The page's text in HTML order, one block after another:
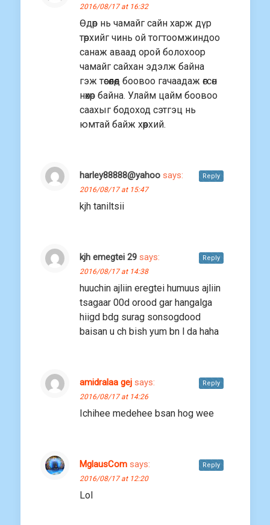
2016/08/17 at 16:32
Өдөр нь чамайг сайн харж дүр
төрхийг чинь ой тогтоомжиндоо
санаж аваад орой болохоор
чамайг сайхан эдэлж байна
гэж төсөөлөөд боовоо гачаадаж өгсөн
нөхөр байна. Улайм цайм боовоо
саахыг бодоход сэтгэц нь
юмтай байж хөөрхий.
harley88888@yahoo says:
2016/08/17 at 15:47
kjh taniltsii
Reply
kjh emegtei 29 says:
2016/08/17 at 14:38
huuchin ajliin eregtei humuus ajliin
tsagaar 00d orood gar hangalga
hiigd bdg surag sonsogdood
baisan u ch bish yum bn l da haha
Reply
amidralaa gej says:
2016/08/17 at 14:26
Ichihee medehee bsan hog wee
Reply
MglausCom says:
2016/08/17 at 12:20
Lol
Reply